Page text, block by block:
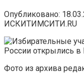
Опубликовано:
ИСКИТИМСИТИ.RU
Фото из архива